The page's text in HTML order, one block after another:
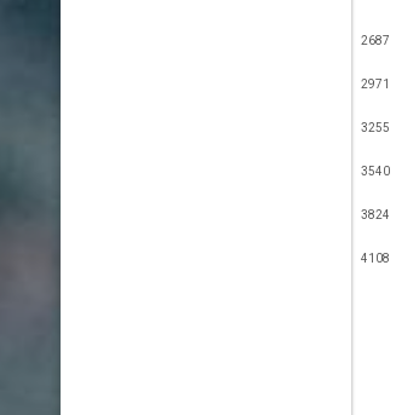
2687
2971
3255
3540
3824
4108